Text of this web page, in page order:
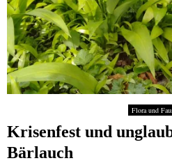
Flora und
Krisenfest und
Bärlauch